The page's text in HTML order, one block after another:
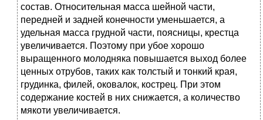
состав. Относительная масса шейной части,
передней и задней конечности уменьшается, а
удельная масса грудной части, поясницы, крестца
увеличивается. Поэтому при убое хорошо
выращенного молодняка повышается выход более
ценных отрубов, таких как толстый и тонкий края,
грудинка, филей, оковалок, кострец. При этом
содержание костей в них снижается, а количество
мякоти увеличивается.